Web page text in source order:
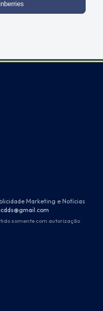
Marketing e Notícias
somente com autorização